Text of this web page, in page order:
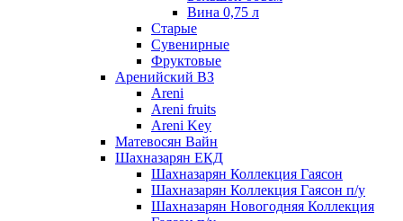
Вина 0,75 л
Старые
Сувенирные
Фруктовые
Аренийский ВЗ
Areni
Areni fruits
Areni Key
Матевосян Вайн
Шахназарян ЕКД
Шахназарян Коллекция Гаясон
Шахназарян Коллекция Гаясон п/у
Шахназарян Новогодняя Коллекция